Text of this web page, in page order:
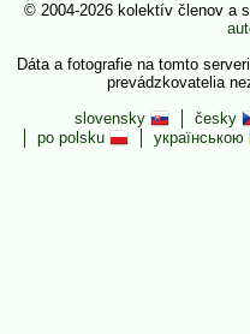
© 2004-2026 kolektív členov a
Dáta a fotografie na tomto
prevádzkovatelia
slovensky
česky
po polsku
українською